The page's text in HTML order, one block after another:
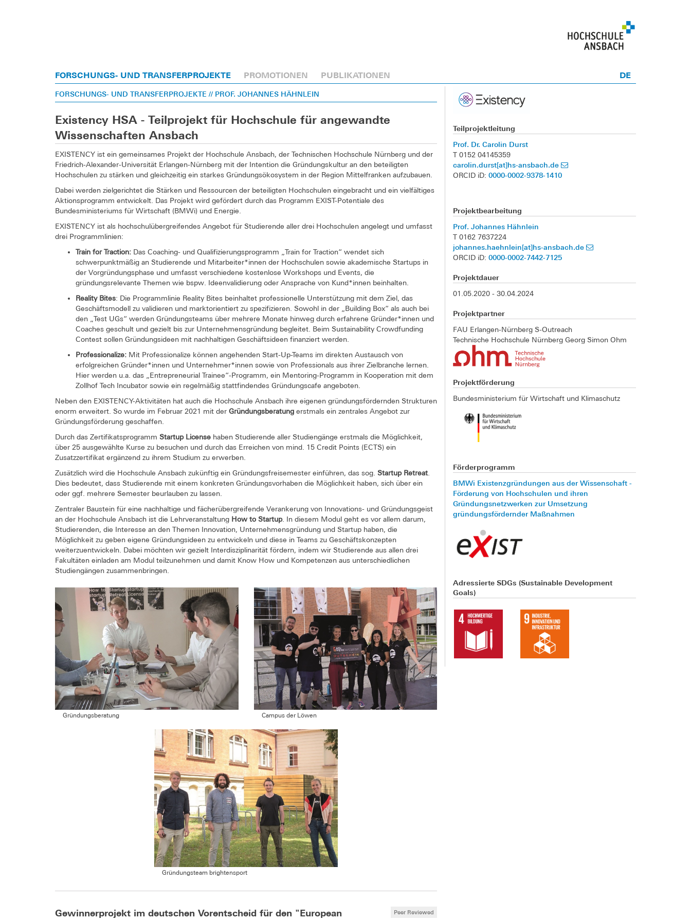
FORSCHUNGS- UND TRANSFERPROJEKTE PROMOTIONEN PUBLIKATIONEN DE
FORSCHUNGS- UND TRANSFERPROJEKTE // PROF. JOHANNES HÄHNLEIN
Existency HSA - Teilprojekt für Hochschule für angewandte
Wissenschaften Ansbach
EXISTENCY ist ein gemeinsames Projekt der Hochschule Ansbach, der Technischen Hochschule Nürnberg und der
Friedrich-Alexander-Universität Erlangen-Nürnberg mit der Intention die Gründungskultur an den beteiligten
Hochschulen zu stärken und gleichzeitig ein starkes Gründungsökosystem in der Region Mittelfranken aufzubauen.
Dabei werden zielgerichtet die Stärken und Ressourcen der beteiligten Hochschulen eingebracht und ein vielfältiges
Aktionsprogramm entwickelt. Das Projekt wird gefördert durch das Programm EXIST-Potentiale des
Bundesministeriums für Wirtschaft (BMWi) und Energie.
EXISTENCY ist als hochschulübergreifendes Angebot für Studierende aller drei Hochschulen angelegt und umfasst
drei Programmlinien:
Train for Traction: Das Coaching- und Qualifizierungsprogramm „Train for Traction“ wendet sich
schwerpunktmäßig an Studierende und Mitarbeiter*innen der Hochschulen sowie akademische Startups in
der Vorgründungsphase und umfasst verschiedene kostenlose Workshops und Events, die
gründungsrelevante Themen wie bspw. Ideenvalidierung oder Ansprache von Kund*innen beinhalten.
Reality Bites: Die Programmlinie Reality Bites beinhaltet professionelle Unterstützung mit dem Ziel, das
Geschäftsmodell zu validieren und marktorientiert zu spezifizieren. Sowohl in der „Building Box“ als auch bei
den „Test UGs“ werden Gründungsteams über mehrere Monate hinweg durch erfahrene Gründer*innen und
Coaches geschult und gezielt bis zur Unternehmensgründung begleitet. Beim Sustainability Crowdfunding
Contest sollen Gründungsideen mit nachhaltigen Geschäftsideen finanziert werden.
Professionalize: Mit Professionalize können angehenden Start-Up-Teams im direkten Austausch von
erfolgreichen Gründer*innen und Unternehmer*innen sowie von Professionals aus ihrer Zielbranche lernen.
Hier werden u.a. das „Entrepreneurial Trainee“-Programm, ein Mentoring-Programm in Kooperation mit dem
Zollhof Tech Incubator sowie ein regelmäßig stattfindendes Gründungscafe angeboten.
Neben den EXISTENCY-Aktivitäten hat auch die Hochschule Ansbach ihre eigenen gründungsfördernden Strukturen
enorm erweitert. So wurde im Februar 2021 mit der Gründungsberatung erstmals ein zentrales Angebot zur
Gründungsförderung geschaffen.
Durch das Zertifikatsprogramm Startup License haben Studierende aller Studiengänge erstmals die Möglichkeit,
über 25 ausgewählte Kurse zu besuchen und durch das Erreichen von mind. 15 Credit Points (ECTS) ein
Zusatzzertifikat ergänzend zu ihrem Studium zu erwerben.
Zusätzlich wird die Hochschule Ansbach zukünftig ein Gründungsfreisemester einführen, das sog. Startup Retreat.
Dies bedeutet, dass Studierende mit einem konkreten Gründungsvorhaben die Möglichkeit haben, sich über ein
oder ggf. mehrere Semester beurlauben zu lassen.
Zentraler Baustein für eine nachhaltige und fächerübergreifende Verankerung von Innovations- und Gründungsgeist
an der Hochschule Ansbach ist die Lehrveranstaltung How to Startup. In diesem Modul geht es vor allem darum,
Studierenden, die Interesse an den Themen Innovation, Unternehmensgründung und Startup haben, die
Möglichkeit zu geben eigene Gründungsideen zu entwickeln und diese in Teams zu Geschäftskonzepten
weiterzuentwickeln. Dabei möchten wir gezielt Interdisziplinarität fördern, indem wir Studierende aus allen drei
Fakultäten einladen am Modul teilzunehmen und damit Know How und Kompetenzen aus unterschiedlichen
Studiengängen zusammenbringen.
Gründungsberatung Campus der Löwen
Gründungsteam brightensport
Gewinnerprojekt im deutschen Vorentscheid für den "European
Peer Reviewed
Teilprojektleitung
Prof. Dr. Carolin Durst
T 0152 04145359
carolin.durst[at]hs-ansbach.de
ORCID iD:0000-0002-9378-1410
Projektbearbeitung
Prof. Johannes Hähnlein
T 0162 7637224
johannes.haehnlein[at]hs-ansbach.de
ORCID iD:0000-0002-7442-7125
Projektdauer
01.05.2020 - 30.04.2024
Projektpartner
FAU Erlangen-Nürnberg S-Outreach
Technische Hochschule Nürnberg Georg Simon Ohm
Projektförderung
Bundesministerium für Wirtschaft und Klimaschutz
Förderprogramm
BMWi Existenzgründungen aus der Wissenschaft -
Förderung von Hochschulen und ihren
Gründungsnetzwerken zur Umsetzung
gründungsfördernder Maßnahmen
Adressierte SDGs (Sustainable Development
Goals)